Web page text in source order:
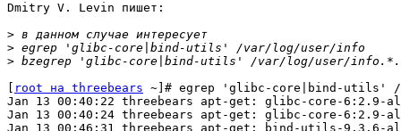
Dmitry V. Levin пишет:
>
>
>
root на threebears ~]# egrep 'glibc-core|bind-utils'
Jan 13 00:40:22 threebears apt-get: glibc-core-6:2.9-
Jan 13 00:40:24 threebears apt-get: glibc-core-6:2.9-
Jan 13 00:46:31 threebears apt-get: bind-utils-9.3.6-